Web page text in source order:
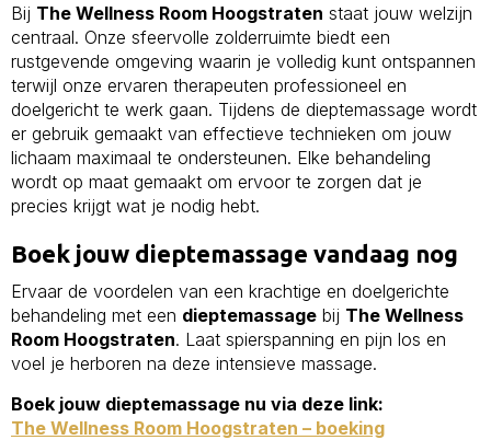
Bij The Wellness Room Hoogstraten staat jouw welzijn
centraal. Onze sfeervolle zolderruimte biedt een
rustgevende omgeving waarin je volledig kunt ontspannen
terwijl onze ervaren therapeuten professioneel en
doelgericht te werk gaan. Tijdens de dieptemassage wordt
er gebruik gemaakt van effectieve technieken om jouw
lichaam maximaal te ondersteunen. Elke behandeling
wordt op maat gemaakt om ervoor te zorgen dat je
precies krijgt wat je nodig hebt.
Boek jouw dieptemassage vandaag nog
Ervaar de voordelen van een krachtige en doelgerichte
behandeling met een dieptemassage bij The Wellness
Room Hoogstraten. Laat spierspanning en pijn los en
voel je herboren na deze intensieve massage.
Boek jouw dieptemassage nu via deze link:
The Wellness Room Hoogstraten – boeking